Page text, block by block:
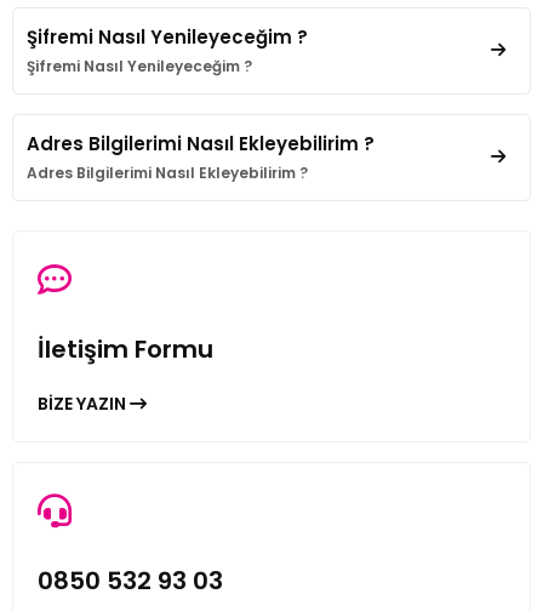
Şifremi Nasıl Yenileyeceğim ?
Şifremi Nasıl Yenileyeceğim ?
Adres Bilgilerimi Nasıl Ekleyebilirim ?
Adres Bilgilerimi Nasıl Ekleyebilirim ?
İletişim Formu
BİZE YAZIN
0850 532 93 03